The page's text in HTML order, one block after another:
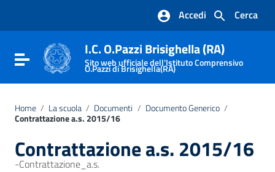
Vai al footer
Cerca
Accedi
Attiva / disattiva la navigazione
I.C. O.Pazzi Brisighella (RA)
Sito web ufficiale dell'Istituto Comprensivo
O.Pazzi di Brisighella(RA)
Home / La scuola / Documenti / Documento Generico /
Contrattazione a.s. 2015/16
Contrattazione a.s. 2015/16
-Contrattazione_a.s.